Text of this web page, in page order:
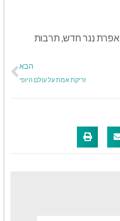
אפרת ננר חדש, תרבות
הבא
זריקת אמת על עולם היופי